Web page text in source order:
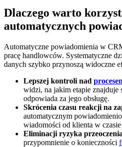
Dlaczego warto
automatycznych
Automatyczne powiadomienia w
pracę handlowców. Systematyczne
danych szybko przynoszą widoczne
Lepszej kontroli nad
widzi, na jakim etapie znajduje
odpowiada za jego obsługę.
Skrócenia czasu reakcji na
automatycznym
wiadomości od klienta w
Eliminacji ryzyka
przypomnienie o konieczności